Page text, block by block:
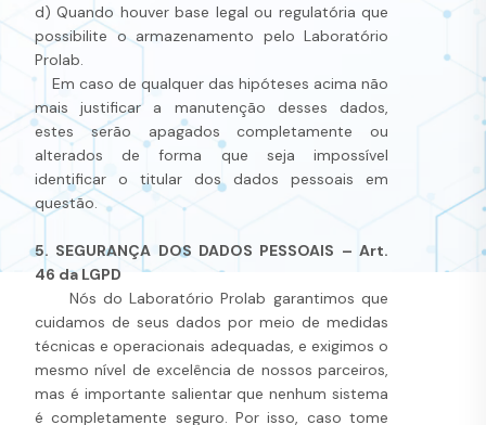
d) Quando houver base legal ou regulatória que
possibilite o armazenamento pelo Laboratório
Prolab.
Em caso de qualquer das hipóteses acima não
mais justificar a manutenção desses dados,
estes serão apagados completamente ou
alterados de forma que seja impossível
identificar o titular dos dados pessoais em
questão.
5. SEGURANÇA DOS DADOS PESSOAIS – Art.
46 da LGPD
Nós do Laboratório Prolab garantimos que
cuidamos de seus dados por meio de medidas
técnicas e operacionais adequadas, e exigimos o
mesmo nível de excelência de nossos parceiros,
mas é importante salientar que nenhum sistema
é completamente seguro. Por isso, caso tome